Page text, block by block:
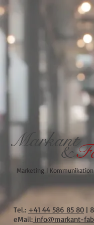
M arkant
&
Marketing |
Tel.: +41 44 586 85 80 |
eMail: info@markant-